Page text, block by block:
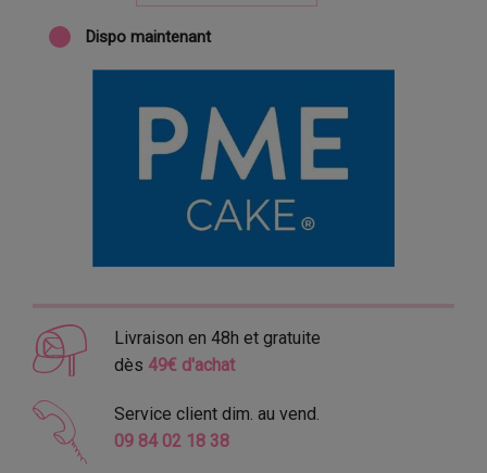
Dispo maintenant
Livraison en 48h et gratuite
dès 49€ d'achat
Service client dim. au vend.
09 84 02 18 38